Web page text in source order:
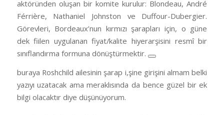
aktöründen oluşan bir komite kurulur: Blondeau, André
Férrière, Nathaniel Johnston ve Duffour-Dubergier.
Görevleri, Bordeaux’nun kırmızı şarapları için, o güne
dek fiilen uygulanan fiyat/kalite hiyerarşisini resmî bir
sınıflandırma formuna dönüştürmektir.
buraya Roshchild ailesinin şarap i,şine girişini almam belki
yazıyı uzatacak ama meraklısında da bence güzel bir ek
bilgi olacaktır diye düşünüyorum.